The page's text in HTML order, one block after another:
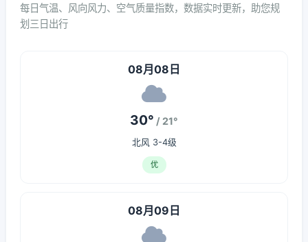
每日气温、风向风力、空气质量指数，数据实时更新，助您规
划三日出行
08月08日
30° / 21°
北风 3-4级
优
08月09日